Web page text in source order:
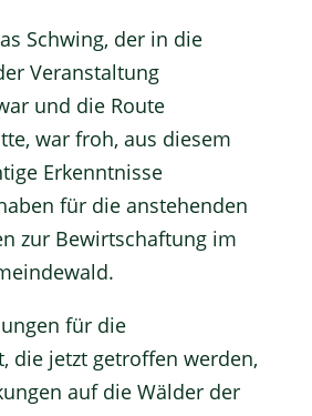
Schwing, der in die
Veranstaltung
und die Route
war froh, aus diesem
Erkenntnisse
für die anstehenden
zur Bewirtschaftung im
für die
die jetzt getroffen werden,
auf die Wälder der